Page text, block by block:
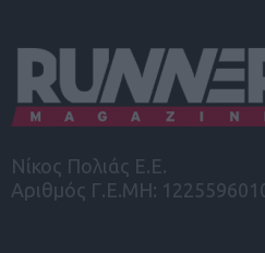
Νίκος Πολιάς Ε.Ε.
Αριθμός Γ.Ε.ΜΗ: